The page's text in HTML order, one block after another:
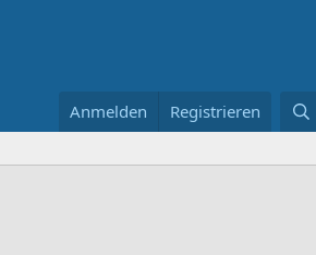
Anmelden Registrieren